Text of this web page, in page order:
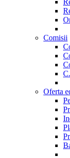
Comisii
Oferta